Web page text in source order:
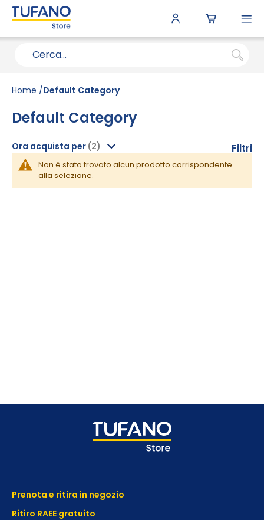
Home Default Category
Default Category
Non è stato trovato alcun prodotto corrispondente
alla selezione.
Filtri
Ora acquista per
Prenota e ritira in negozio
Ritiro RAEE gratuito